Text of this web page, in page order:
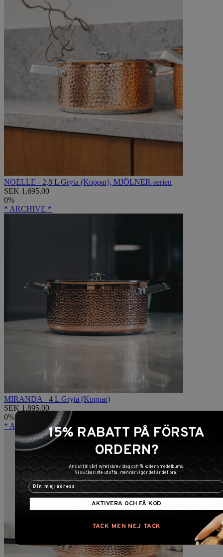
NOELLE - 2,8 L Gryta (Koppar), MJÖLNER-serien
SEK 1,695.00
0%
* ARCHIVE *
MIRANDA - 4 L Gryta (Koppar)
SEK 1,895.00
0%
* ARCHIVE *15% RABATT PÅ FÖRSTA
ORDERN?
Anslut till vårt nyhetsbrev idag och få koden omedelbums.
Vi skickar inte ut ofta, men när vi gör det är det bra.
AKTIVERA OCH FÅ KOD
TACK MEN NEJ TACK